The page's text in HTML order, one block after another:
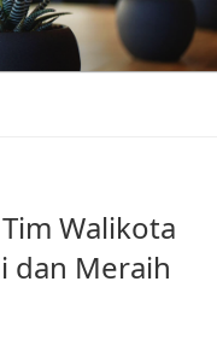
Walikota
dan Meraih